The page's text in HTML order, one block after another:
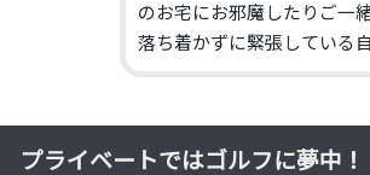
のお宅にお邪魔したりご一
落ち着かずに緊張している
プライベートではゴルフに夢中！